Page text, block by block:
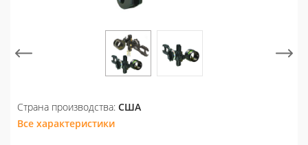
Страна производства: США
Все характеристики